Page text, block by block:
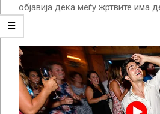
објавија дека меѓу жртвите има